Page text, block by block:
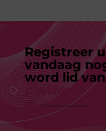
Registreer u
vandaag
word lid van
platform